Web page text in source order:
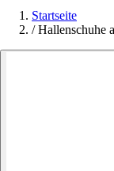
Startseite
/ Hallenschuhe